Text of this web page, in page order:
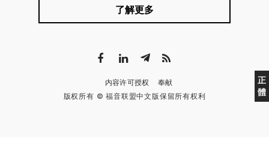
正
體
了解更多
内容许可授权
奉献
版权所有 © 福音联盟中文版保留所有权利